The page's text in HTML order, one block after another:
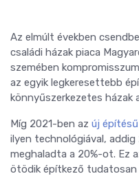
Az elmúlt években
családi házak piaca
szemében
az egyik legkeresettebb
könnyűszerkezetes házak
Míg 2021-ben az új
ilyen technológiával,
meghaladta a 20%-ot. Ez
ötödik építkező